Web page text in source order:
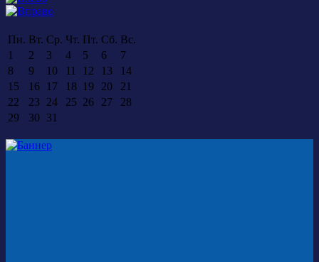
Пн. Вт. Ср. Чт. Пт. Сб. Вс.
1
2 3 4 5 6
7
8
9 10 11 12 13
14
15
16 17 18 19 20
21
22
23 24 25 26 27
28
29
30 31